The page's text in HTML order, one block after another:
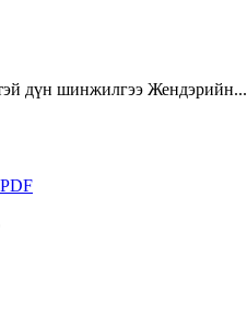
дүн шинжилгээ Жендэрийн...
PDF